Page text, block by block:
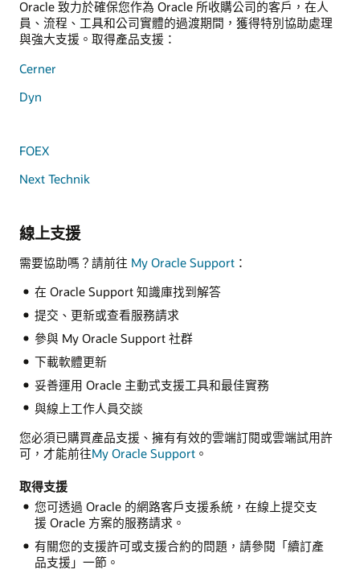
Oracle 致力於確保您作為 Oracle 所收購公司的客戶，在人
員、流程、工具和公司實體的過渡期間，獲得特別協助處理
與強大支援。取得產品支援：
Cerner
Dyn
FOEX
Next Technik
線上支援
需要協助嗎？請前往 My Oracle Support ：
在 Oracle Support 知識庫找到解答
提交、更新或查看服務請求
參與 My Oracle Support 社群
下載軟體更新
妥善運用 Oracle 主動式支援工具和最佳實務
與線上工作人員交談
您必須已購買產品支援、擁有有效的雲端訂閱或雲端試用許
可，才能前往My Oracle Support 。
取得支援
您可透過 Oracle 的網路客戶支援系統，在線上提交支
援 Oracle 方案的服務請求。
有關您的支援許可或支援合約的問題，請參閱「續訂產
品支援」一節。